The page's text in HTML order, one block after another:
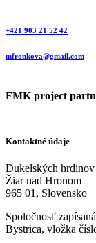
+421 903 21 52 42
mfronkova@gmail.com
FMK project
Kontaktné údaje
Dukelských
Žiar nad Hronom
965 01, Slovensko
Spoločnosť
Bystrica, vložka